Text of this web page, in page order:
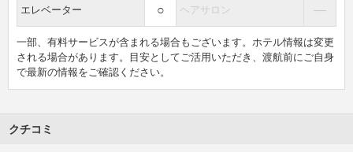
エレベーター ○ ヘアサロン ―
一部、有料サービスが含まれる場合もございます。ホテル情報は変更
される場合があります。目安としてご活用いただき、渡航前にご自身
で最新の情報をご確認ください。
クチコミ